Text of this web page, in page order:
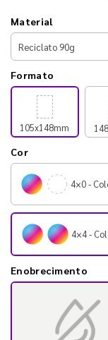
Material
Formato
105x148mm
Cor
4×0 -
4×4 -
Enobrecimento